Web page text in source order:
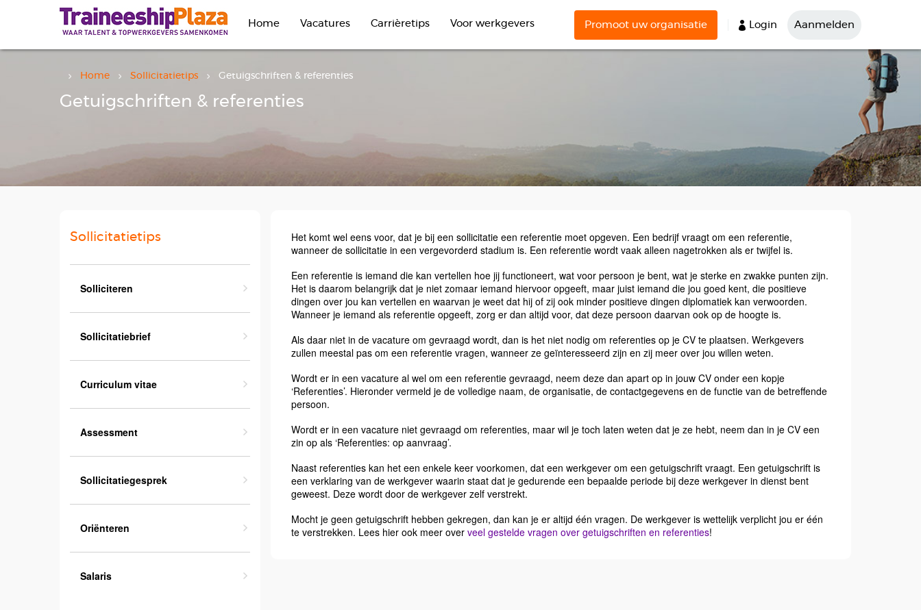
Home Vacatures Carrièretips Voor werkgevers Promoot uw organisatie Login Aanmelden
Home Sollicitatietips Getuigschriften & referenties
Getuigschriften & referenties
Sollicitatietips
Solliciteren
Sollicitatiebrief
Curriculum vitae
Assessment
Sollicitatiegesprek
Oriënteren
Salaris
Het komt wel eens voor, dat je bij een sollicitatie een referentie moet opgeven. Een bedrijf vraagt om een referentie,
wanneer de sollicitatie in een vergevorderd stadium is. Een referentie wordt vaak alleen nagetrokken als er twijfel is.
Een referentie is iemand die kan vertellen hoe jij functioneert, wat voor persoon je bent, wat je sterke en zwakke punten zijn.
Het is daarom belangrijk dat je niet zomaar iemand hiervoor opgeeft, maar juist iemand die jou goed kent, die positieve
dingen over jou kan vertellen en waarvan je weet dat hij of zij ook minder positieve dingen diplomatiek kan verwoorden.
Wanneer je iemand als referentie opgeeft, zorg er dan altijd voor, dat deze persoon daarvan ook op de hoogte is.
Als daar niet in de vacature om gevraagd wordt, dan is het niet nodig om referenties op je CV te plaatsen. Werkgevers
zullen meestal pas om een referentie vragen, wanneer ze geïnteresseerd zijn en zij meer over jou willen weten.
Wordt er in een vacature al wel om een referentie gevraagd, neem deze dan apart op in jouw CV onder een kopje
‘Referenties’. Hieronder vermeld je de volledige naam, de organisatie, de contactgegevens en de functie van de betreffende
persoon.
Wordt er in een vacature niet gevraagd om referenties, maar wil je toch laten weten dat je ze hebt, neem dan in je CV een
zin op als ‘Referenties: op aanvraag’.
Naast referenties kan het een enkele keer voorkomen, dat een werkgever om een getuigschrift vraagt. Een getuigschrift is
een verklaring van de werkgever waarin staat dat je gedurende een bepaalde periode bij deze werkgever in dienst bent
geweest. Deze wordt door de werkgever zelf verstrekt.
Mocht je geen getuigschrift hebben gekregen, dan kan je er altijd één vragen. De werkgever is wettelijk verplicht jou er één
te verstrekken. Lees hier ook meer over veel gestelde vragen over getuigschriften en referenties!